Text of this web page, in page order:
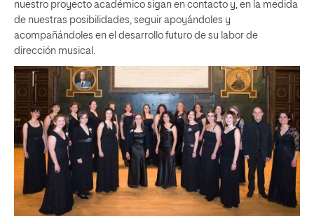
nuestro proyecto académico sigan en contacto y, en la medida
de nuestras posibilidades, seguir apoyándoles y
acompañándoles en el desarrollo futuro de su labor de
dirección musical.